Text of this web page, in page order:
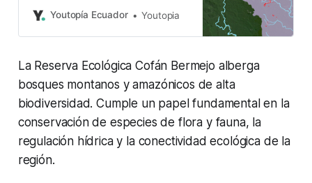
ya sumaban 145 hace un año.
Youtopía Ecuador Youtopia
La Reserva Ecológica Cofán Bermejo alberga
bosques montanos y amazónicos de alta
biodiversidad. Cumple un papel fundamental en la
conservación de especies de flora y fauna, la
regulación hídrica y la conectividad ecológica de la
región.